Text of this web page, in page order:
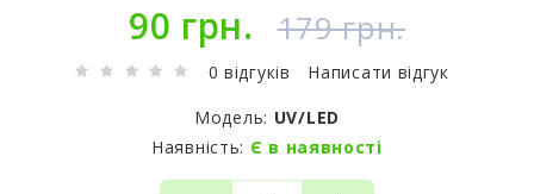
90 грн. 179 грн.
0 відгуків
Написати відгук
Модель: UV/LED
Наявність: Є в наявності